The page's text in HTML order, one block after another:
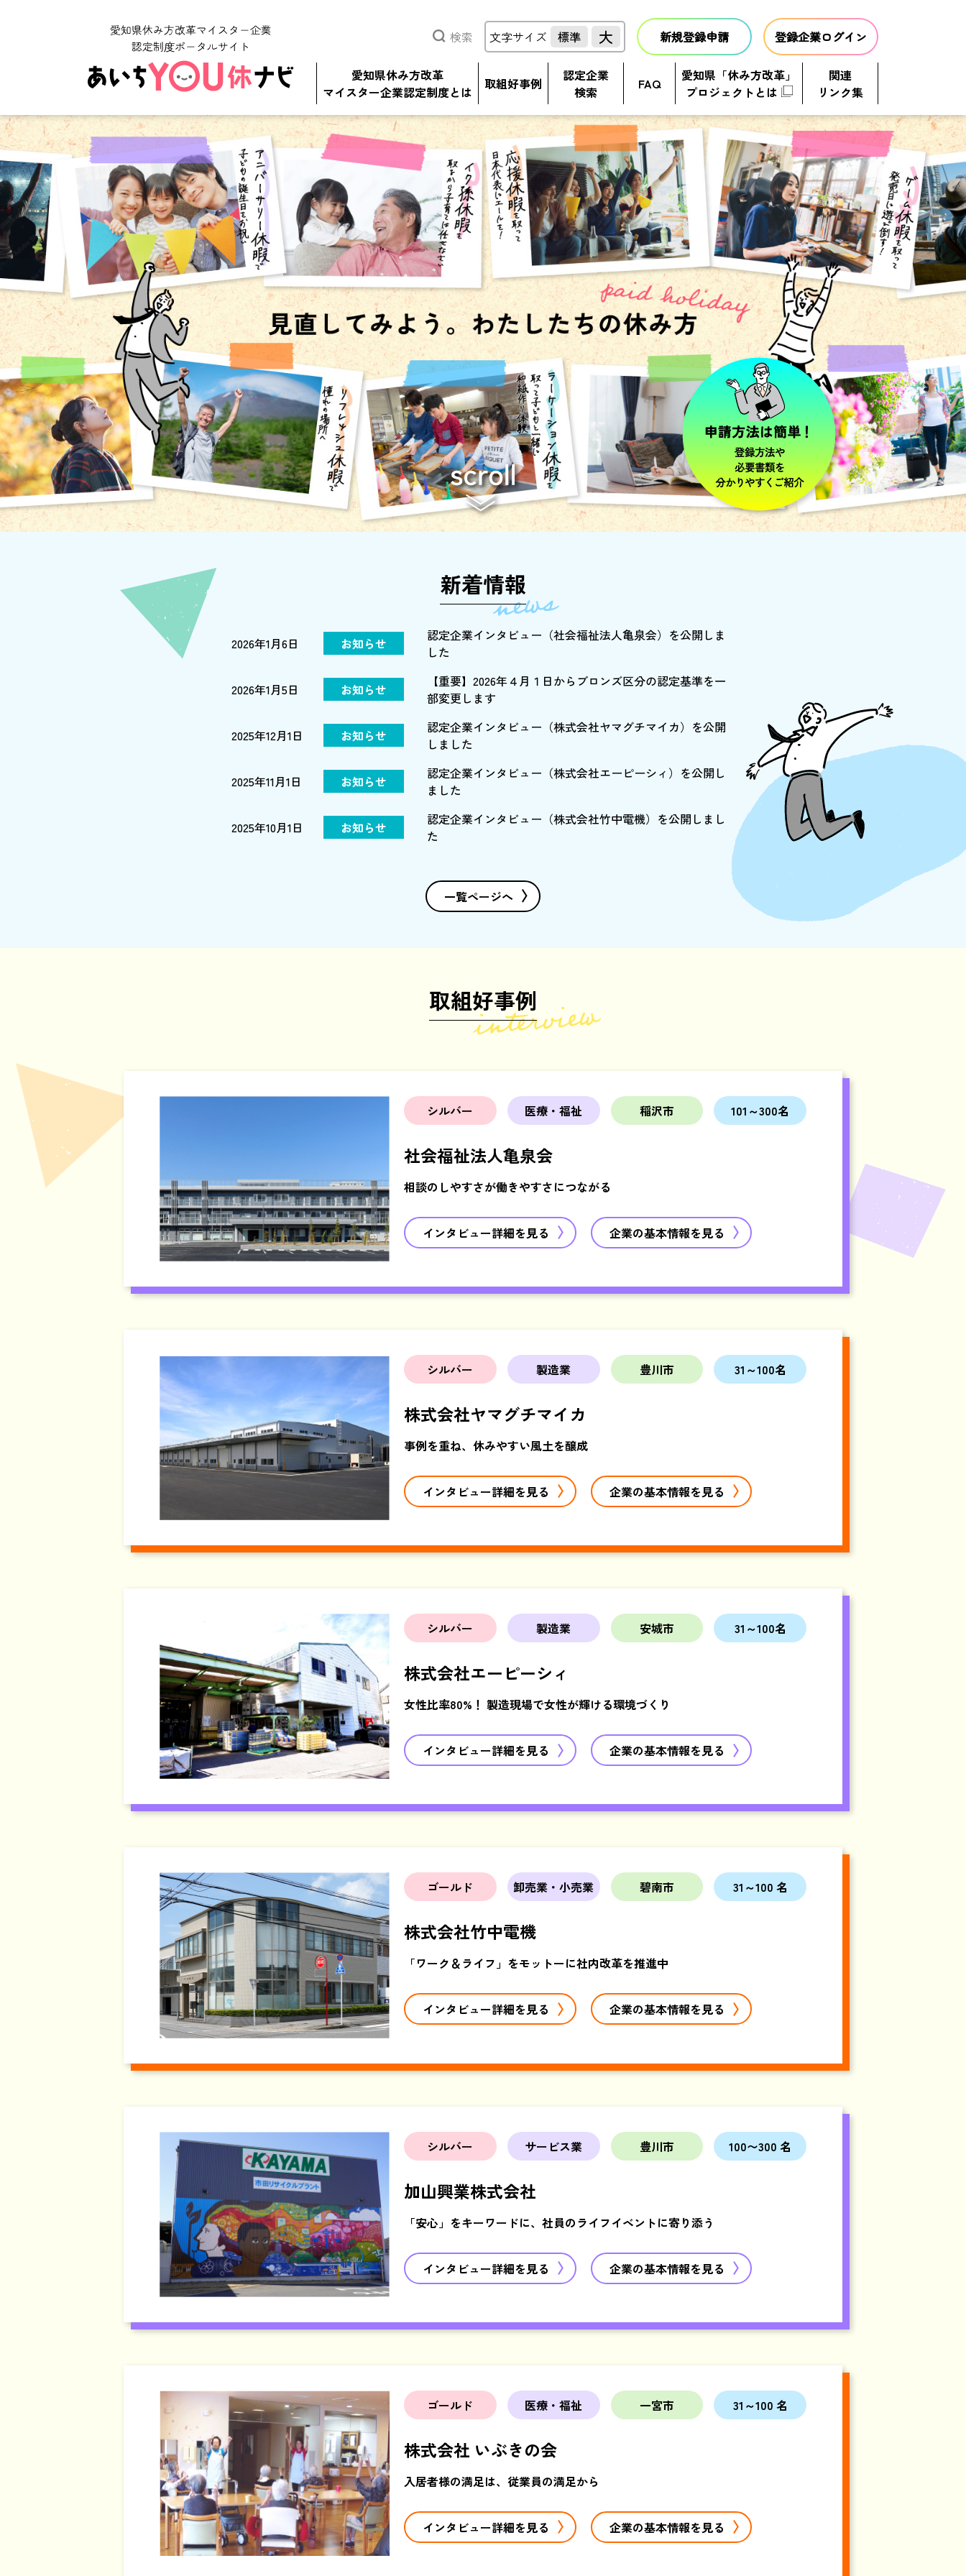
検索 文字サイズ 標準 大 新規登録申請 登録企業ログイン
愛知県休み方改革
マイスター企業認定制度とは
取組好事例
認定企業
検索
FAQ
愛知県「休み方改革」
プロジェクトとは
関連
リンク集
新着情報
2026年1月6日 お知らせ
認定企業インタビュー（社会福祉法人亀泉会）を公開しま
した
2026年1月5日 お知らせ
【重要】2026年４月１日からブロンズ区分の認定基準を一
部変更します
2025年12月1日 お知らせ
認定企業インタビュー（株式会社ヤマグチマイカ）を公開
しました
2025年11月1日 お知らせ
認定企業インタビュー（株式会社エーピーシィ）を公開し
ました
2025年10月1日 お知らせ
認定企業インタビュー（株式会社竹中電機）を公開しまし
た
一覧ページへ
取組好事例
シルバー 医療・福祉 稲沢市 101～300名
社会福祉法人亀泉会
相談のしやすさが働きやすさにつながる
インタビュー詳細を見る 企業の基本情報を見る
シルバー 製造業 豊川市 31～100名
株式会社ヤマグチマイカ
事例を重ね、休みやすい風土を醸成
インタビュー詳細を見る 企業の基本情報を見る
シルバー 製造業 安城市 31～100名
株式会社エーピーシィ
女性比率80%！ 製造現場で女性が輝ける環境づくり
インタビュー詳細を見る 企業の基本情報を見る
ゴールド 卸売業・小売業 碧南市 31～100 名
株式会社竹中電機
「ワーク＆ライフ」をモットーに社内改革を推進中
インタビュー詳細を見る 企業の基本情報を見る
シルバー サービス業 豊川市 100〜300 名
加山興業株式会社
「安心」をキーワードに、社員のライフイベントに寄り添う
インタビュー詳細を見る 企業の基本情報を見る
ゴールド 医療・福祉 一宮市 31～100 名
株式会社 いぶきの会
入居者様の満足は、従業員の満足から
インタビュー詳細を見る 企業の基本情報を見る